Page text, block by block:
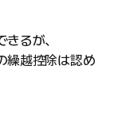
るが、
繰越控除は認め